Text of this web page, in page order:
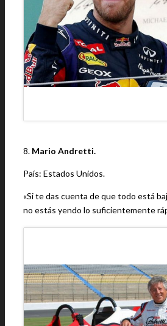
8. Mario Andretti.
País: Estados Unidos.
«Si te das cuenta de que todo está
no estás yendo lo suficientemente